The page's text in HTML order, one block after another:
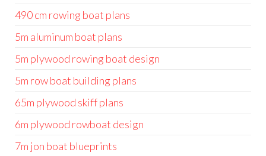
490 cm rowing boat plans
5m aluminum boat plans
5m plywood rowing boat design
5m row boat building plans
65m plywood skiff plans
6m plywood rowboat design
7m jon boat blueprints